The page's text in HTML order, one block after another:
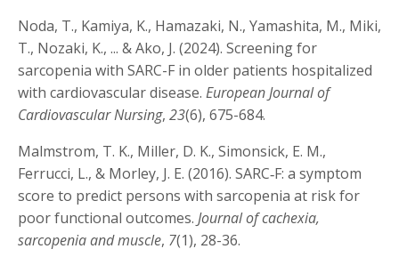
Noda, T., Kamiya, K., Hamazaki, N., Yamashita, M., Miki,
T., Nozaki, K., ... & Ako, J. (2024). Screening for
sarcopenia with SARC-F in older patients hospitalized
with cardiovascular disease. European Journal of
Cardiovascular Nursing, 23(6), 675-684.
Malmstrom, T. K., Miller, D. K., Simonsick, E. M.,
Ferrucci, L., & Morley, J. E. (2016). SARC‐F: a symptom
score to predict persons with sarcopenia at risk for
poor functional outcomes. Journal of cachexia,
sarcopenia and muscle, 7(1), 28-36.